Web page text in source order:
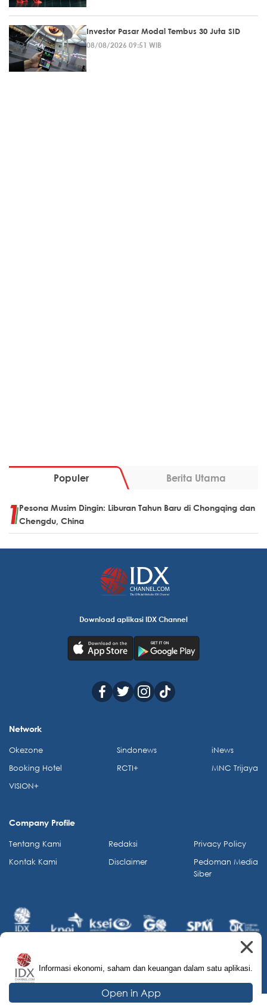
Investor Pasar Modal Tembus 30 Juta SID
08/08/2026 09:51 WIB
Populer Berita Utama
Pesona Musim Dingin: Liburan Tahun Baru di Chongqing dan
Chengdu, China
Informasi ekonomi, saham dan keuangan dalam satu aplikasi.
Open in App
Download aplikasi IDX Channel
Network
Okezone
Booking Hotel
VISION+
Sindonews
RCTI+
iNews
MNC Trijaya
Company Profile
Tentang Kami
Kontak Kami
Redaksi
Disclaimer
Privacy Policy
Pedoman Media
Siber
© 2026 IDX Channel. All Rights Reserved.